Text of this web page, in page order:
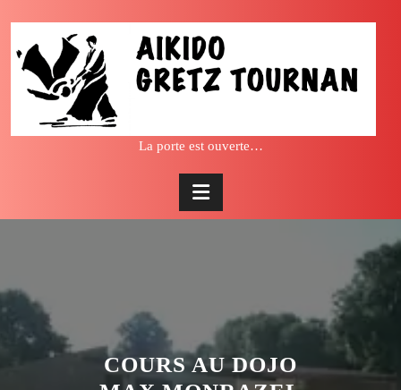
content
La porte est ouverte…
COURS AU DOJO